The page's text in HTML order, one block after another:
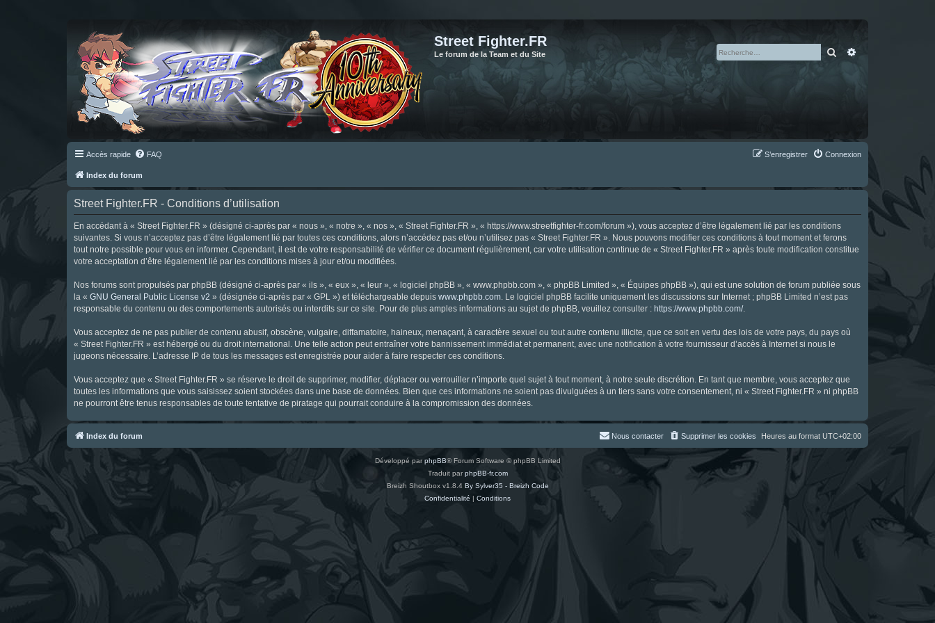
Street Fighter.FR
Le forum de la Team et du Site Rechercher
Accès rapide FAQ Connexion
S’enregistrer
Index du forum
Street Fighter.FR - Conditions d’utilisation
En accédant à « Street Fighter.FR » (désigné ci-après par « nous », « notre », « nos », « Street Fighter.FR », « https://www.streetfighter-fr.com/forum »), vous acceptez d’être légalement lié par les conditions
suivantes. Si vous n’acceptez pas d’être légalement lié par toutes ces conditions, alors n’accédez pas et/ou n’utilisez pas « Street Fighter.FR ». Nous pouvons modifier ces conditions à tout moment et ferons
tout notre possible pour vous en informer. Cependant, il est de votre responsabilité de vérifier ce document régulièrement, car votre utilisation continue de « Street Fighter.FR » après toute modification constitue
votre acceptation d’être légalement lié par les conditions mises à jour et/ou modifiées.
Nos forums sont propulsés par phpBB (désigné ci-après par « ils », « eux », « leur », « logiciel phpBB », « www.phpbb.com », « phpBB Limited », « Équipes phpBB »), qui est une solution de forum publiée sous
la « GNU General Public License v2 » (désignée ci-après par « GPL ») et téléchargeable depuis www.phpbb.com. Le logiciel phpBB facilite uniquement les discussions sur Internet ; phpBB Limited n’est pas
responsable du contenu ou des comportements autorisés ou interdits sur ce site. Pour de plus amples informations au sujet de phpBB, veuillez consulter : https://www.phpbb.com/.
Vous acceptez de ne pas publier de contenu abusif, obscène, vulgaire, diffamatoire, haineux, menaçant, à caractère sexuel ou tout autre contenu illicite, que ce soit en vertu des lois de votre pays, du pays où
« Street Fighter.FR » est hébergé ou du droit international. Une telle action peut entraîner votre bannissement immédiat et permanent, avec une notification à votre fournisseur d’accès à Internet si nous le
jugeons nécessaire. L’adresse IP de tous les messages est enregistrée pour aider à faire respecter ces conditions.
Vous acceptez que « Street Fighter.FR » se réserve le droit de supprimer, modifier, déplacer ou verrouiller n’importe quel sujet à tout moment, à notre seule discrétion. En tant que membre, vous acceptez que
toutes les informations que vous saisissez soient stockées dans une base de données. Bien que ces informations ne soient pas divulguées à un tiers sans votre consentement, ni « Street Fighter.FR » ni phpBB
ne pourront être tenus responsables de toute tentative de piratage qui pourrait conduire à la compromission des données.
Index du forum Heures au format UTC+02:00
Supprimer les cookies
Nous contacter
Développé parphpBB® Forum Software © phpBB Limited
Traduit par phpBB-fr.com
Breizh Shoutbox v1.8.4 By Sylver35 - Breizh Code
Confidentialité | Conditions